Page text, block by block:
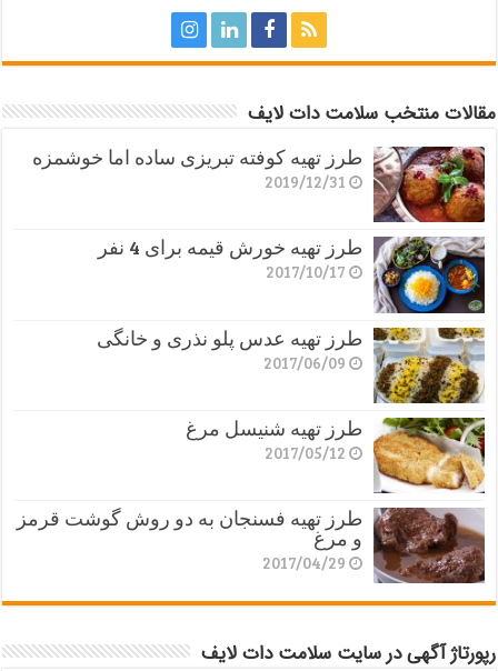
مقالات منتخب سلامت دات لایف
طرز تهیه کوفته تبریزی ساده اما خوشمزه
2019/12/31
طرز تهیه خورش قیمه برای 4 نفر
2017/10/17
طرز تهیه عدس پلو نذری و خانگی
2017/06/09
طرز تهیه شنیسل مرغ
2017/05/12
طرز تهیه فسنجان به دو روش گوشت قرمز
و مرغ
2017/04/29
رپورتاژ آگهی در سایت سلامت دات لایف